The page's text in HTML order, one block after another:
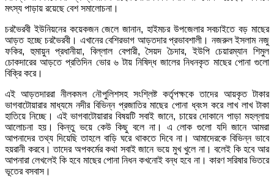
মৎস্য পাড়ায় রয়েছে বেশ সমালোচনা।
চরভৈরবী ইউনিয়নের কয়েকজন জেলে জানান, হাইমচর উপজেলার সবচাইতে বড় মাছের
আড়ত হচ্ছে চরভৈরবী। এখানের বেশিরভাগ আড়তদার প্রভাবশালী। নজরুল ইসলাম নজু
ফকির, হুমায়ুন প্রধানীয়া, বিল্লাল বেপারী, সৈয়দ চৈদার, ইউপি চেয়ারম্যান শিমুল
চোকদারের আড়তে প্রতিদিন ভোর ৬ টায় নিষিদ্ধ জালের নিধনকৃত মাছের পোনা গুলো
বিক্রি করে।
এই আড়তদাররা নীলকমল নৌপুলিশসহ সংশ্লিষ্ট কর্তৃপক্ষকে তাদের আয়কৃত টাকার
ভাগবাটোয়ারার মাধ্যমে নদীর বিভিন্ন প্রজাতির মাছের পোনা ধ্বংস করে লাখ লাখ টাকা
হাতিয়ে নিচ্ছে। এই ভাগবাটোয়ারার বিষয়টি সবাই জানে, চায়ের দোকানে পাড়া মহল্লায়
আলোচনা হয়। কিন্তু ভয়ে কেউ কিছু বলে না। এ লোক গুলো যদি জানে আমরা
আপনাদের তথ্য দিয়েছি তাহলে বাড়ি ঘরে থাকতে দিবে না। আমাদেরকে বিভিন্ন ভাবে
হয়রানী করবে। তাদের অপকর্মের কথা সবাই জানে ভয়ে মুখ খুলে না। বলেই কি হবে আর
আপনারা লেখলেই কি হবে মাছের পোনা নিধন কখনোই বন্ধ হবে না। কারণ সরিষার ভিতরে
ভূতের বসবাস।